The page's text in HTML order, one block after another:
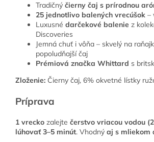
Tradičný čierny čaj s prírodnou
25 jednotlivo balených vrecúšok –
Luxusné darčekové balenie z
Discoveries
Jemná chuť i vôňa – skvelý na
popoludňajší čaj
Prémiová značka Whittard s
Zloženie: Čierny čaj, 6% okvetné lístky
Príprava
1 vrecko zalejte čerstvo vriacou vodou
lúhovať 3–5 minút. Vhodný aj s mliekom